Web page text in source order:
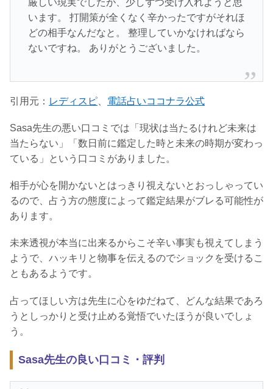
厳しい現実でしたが、少しずつ受け入れようと思
います。 打開策が全くなく辛かったですがそれほ
どの相手なんだなと。 整理していかなければなら
ないですね。 ありがとうございました。
引用元： レディスピ 電話占いココナラ公式
Sasa先生の悪い口コミでは「現状は当たるけれど未来は
当たらない」「数日前に鑑定した時と未来の時期が変わっ
ている」という口コミがありました。
相手が心を開かないとはっきり視えないとおっしゃってい
るので、占う方の態度によって鑑定結果がブレる可能性が
あります。
未来透視が本当に出来るからこそ辛い事実も視えてしまう
ようで、ハッキリと物事を伝えるのでショックを受けるこ
ともあるようです。
占ってほしい方は先生に心をゆだねて、どんな結果であろ
うとしっかりと受け止める覚悟でいたほうが良いでしょ
う。
Sasa先生の良い口コミ・評判